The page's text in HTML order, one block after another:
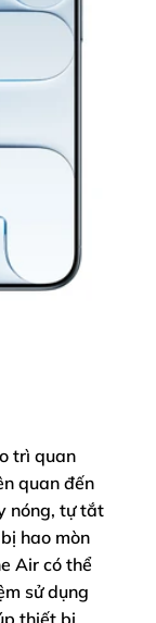
trì quan
quan đến
nóng, tự tắt
hao mòn
Air có thể
sử dụng
thiết bị